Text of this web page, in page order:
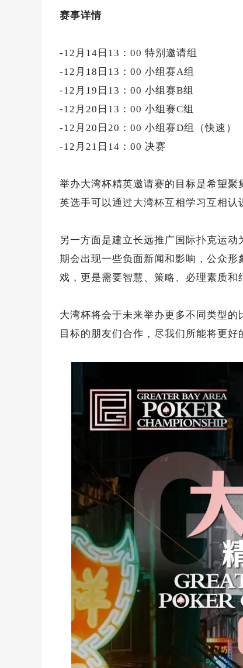
赛事详情
-12月14日13：00 特别邀请组
-12月18日13：00 小组赛A组
-12月19日13：00 小组赛B组
-12月20日13：00 小组赛C组
-12月20日20：00 小组赛D组（快速）
-12月21日14：00 决赛
举办大湾杯精英邀请赛的目标是希望
英选手可以通过大湾杯互相学习互相认
另一方面是建立长远推广国际扑克运
期会出现一些负面新闻和影响，公众
戏，更是需要智慧、策略、必理素质和
大湾杯将会于未来举办更多不同类型
目标的朋友们合作，尽我们所能将更好